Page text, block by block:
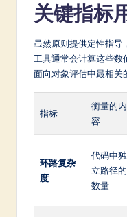
关键指标
虽然原则提供定性指导
工具通常会计算这些数
面向对象评估中最相关
指标
衡量的内
容
环路复杂
度
代码中独
立路径的
数量